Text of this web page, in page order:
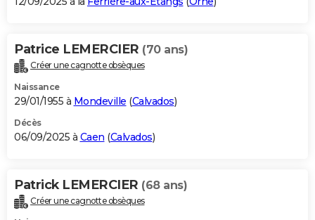
Patrice LEMERCIER (70 ans)
Créer une cagnotte obsèques
Naissance
29/01/1955 à Mondeville (Calvados)
Décès
06/09/2025 à Caen (Calvados)
Patrick LEMERCIER (68 ans)
Créer une cagnotte obsèques